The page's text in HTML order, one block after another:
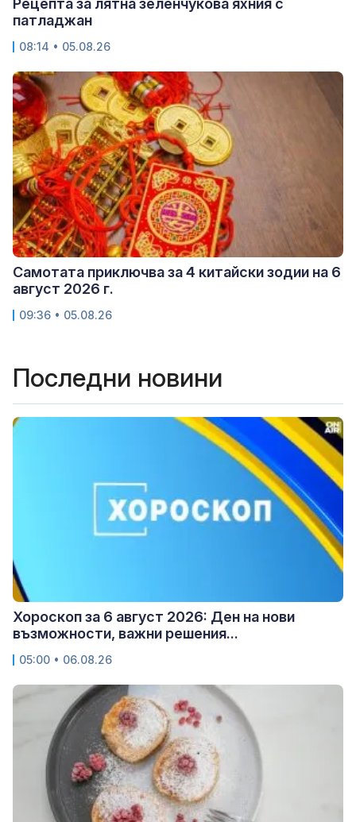
Рецепта за лятна зеленчукова яхния с
патладжан
08:14 • 05.08.26
Самотата приключва за 4 китайски зодии на 6
август 2026 г.
09:36 • 05.08.26
Последни новини
Хороскоп за 6 август 2026: Ден на нови
възможности, важни решения...
05:00 • 06.08.26